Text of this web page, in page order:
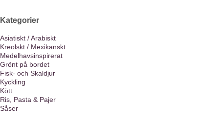
Kategorier
Asiatiskt / Arabiskt
Kreolskt / Mexikanskt
Medelhavsinspirerat
Grönt på bordet
Fisk- och Skaldjur
Kyckling
Kött
Ris, Pasta & Pajer
Såser